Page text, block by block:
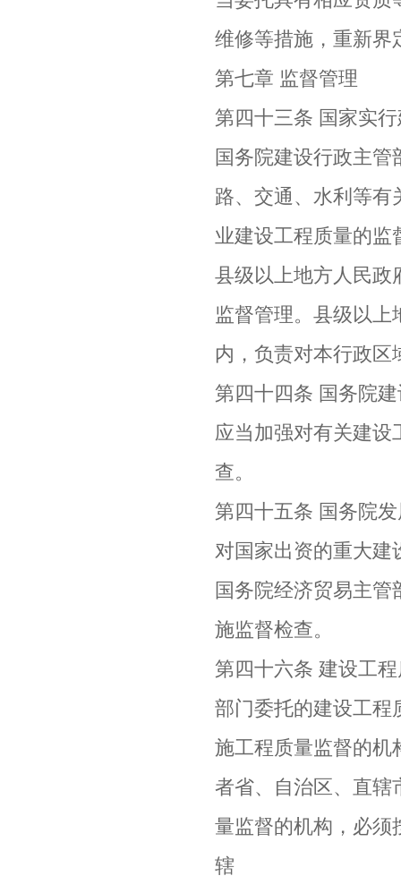
维修等措施，重新界
第七章 监督管理
第四十三条 国家实
国务院建设行政主
路、交通、水利等有
业建设工程质量的监
县级以上地方人民政
监督管理。县级以
内，负责对本行政
第四十四条 国务院
应当加强对有关建设
查。
第四十五条 国务院
对国家出资的重大建
国务院经济贸易主
施监督检查。
第四十六条 建设工
部门委托的建设工程
施工程质量监督的机
者省、自治区、直辖
量监督的机构，必须
辖